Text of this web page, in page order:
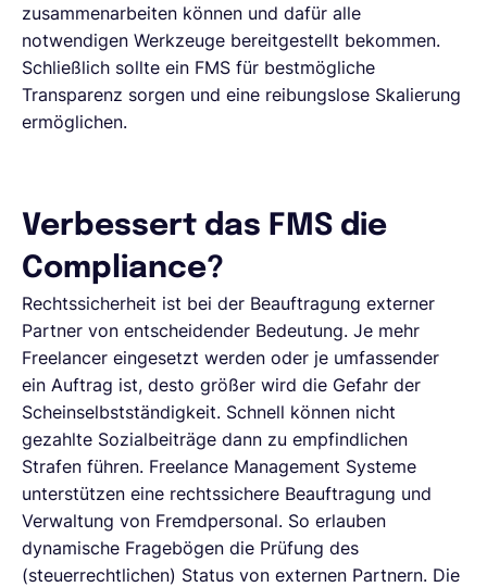
zusammenarbeiten können und dafür alle
notwendigen Werkzeuge bereitgestellt bekommen.
Schließlich sollte ein FMS für bestmögliche
Transparenz sorgen und eine reibungslose Skalierung
ermöglichen.
Verbessert das FMS die
Compliance?
Rechtssicherheit ist bei der Beauftragung externer
Partner von entscheidender Bedeutung. Je mehr
Freelancer eingesetzt werden oder je umfassender
ein Auftrag ist, desto größer wird die Gefahr der
Scheinselbstständigkeit. Schnell können nicht
gezahlte Sozialbeiträge dann zu empfindlichen
Strafen führen. Freelance Management Systeme
unterstützen eine rechtssichere Beauftragung und
Verwaltung von Fremdpersonal. So erlauben
dynamische Fragebögen die Prüfung des
(steuerrechtlichen) Status von externen Partnern. Die